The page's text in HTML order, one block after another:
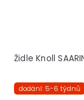
Židle Knoll
dodání: 5-6 týdnů